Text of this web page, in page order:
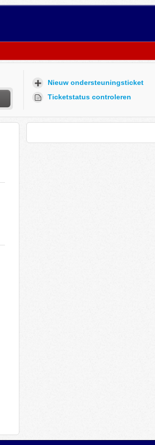
Nieuw ondersteuningsticket
Ticketstatus controleren